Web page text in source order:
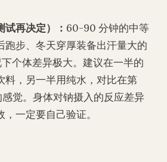
再决定）： 60-90 分钟的中等
跑步、冬天穿厚装备出汗量大的
个体差异极大。建议在一半的
料，另一半用纯水，对比在第
觉。身体对钠摄入的反应差异
一定要自己验证。